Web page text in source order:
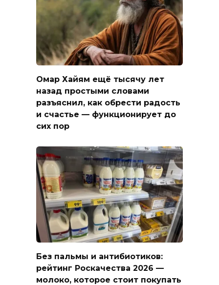
Омар Хайям ещё тысячу лет
назад простыми словами
разъяснил, как обрести радость
и счастье — функционирует до
сих пор
Без пальмы и антибиотиков:
рейтинг Роскачества 2026 —
молоко, которое стоит покупать